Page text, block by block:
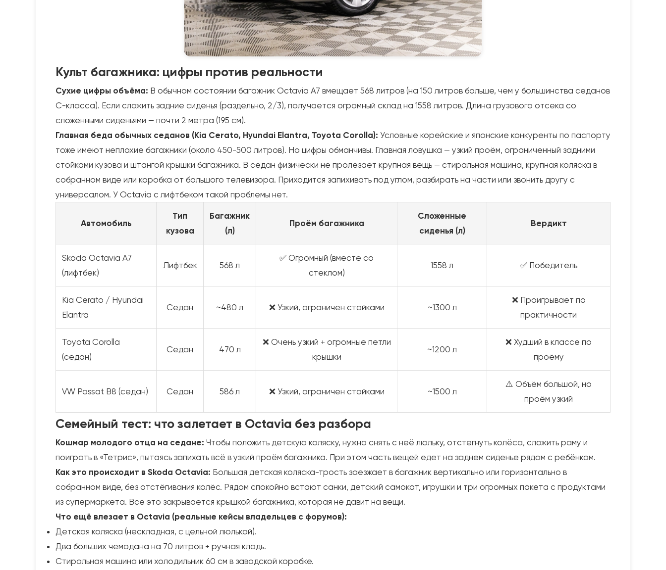
Культ багажника: цифры против реальности
Сухие цифры объёма: В обычном состоянии багажник Octavia A7 вмещает 568 литров (на 150 литров больше, чем у большинства седанов
C-класса). Если сложить задние сиденья (раздельно, 2/3), получается огромный склад на 1558 литров. Длина грузового отсека со
сложенными сиденьями — почти 2 метра (195 см).
Главная беда обычных седанов (Kia Cerato, Hyundai Elantra, Toyota Corolla): Условные корейские и японские конкуренты по паспорту
тоже имеют неплохие багажники (около 450-500 литров). Но цифры обманчивы. Главная ловушка — узкий проём, ограниченный задними
стойками кузова и штангой крышки багажника. В седан физически не пролезает крупная вещь — стиральная машина, крупная коляска в
собранном виде или коробка от большого телевизора. Приходится запихивать под углом, разбирать на части или звонить другу с
универсалом. У Octavia с лифтбеком такой проблемы нет.
Автомобиль
Тип
кузова
Багажник
(л)
Проём багажника
Сложенные
сиденья (л)
Вердикт
Skoda Octavia A7
(лифтбек)
Лифтбек 568 л
✅ Огромный (вместе со
стеклом)
1558 л ✅ Победитель
Kia Cerato / Hyundai
Elantra
Седан ~480 л ❌ Узкий, ограничен стойками ~1300 л
❌ Проигрывает по
практичности
Toyota Corolla
(седан)
Седан 470 л
❌ Очень узкий + огромные петли
крышки
~1200 л
❌ Худший в классе по
проёму
VW Passat B8 (седан) Седан 586 л ❌ Узкий, ограничен стойками ~1500 л
⚠️ Объём большой, но
проём узкий
Семейный тест: что залетает в Octavia без разбора
Кошмар молодого отца на седане: Чтобы положить детскую коляску, нужно снять с неё люльку, отстегнуть колёса, сложить раму и
поиграть в «Тетрис», пытаясь запихать всё в узкий проём багажника. При этом часть вещей едет на заднем сиденье рядом с ребёнком.
Как это происходит в Skoda Octavia: Большая детская коляска-трость заезжает в багажник вертикально или горизонтально в
собранном виде, без отстёгивания колёс. Рядом спокойно встают санки, детский самокат, игрушки и три огромных пакета с продуктами
из супермаркета. Всё это закрывается крышкой багажника, которая не давит на вещи.
Что ещё влезает в Octavia (реальные кейсы владельцев с форумов):
Детская коляска (нескладная, с цельной люлькой).
Два больших чемодана на 70 литров + ручная кладь.
Стиральная машина или холодильник 60 см в заводской коробке.